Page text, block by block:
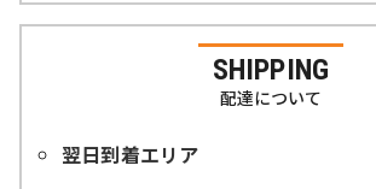
SHIPPING
配達について
翌日到着エリア